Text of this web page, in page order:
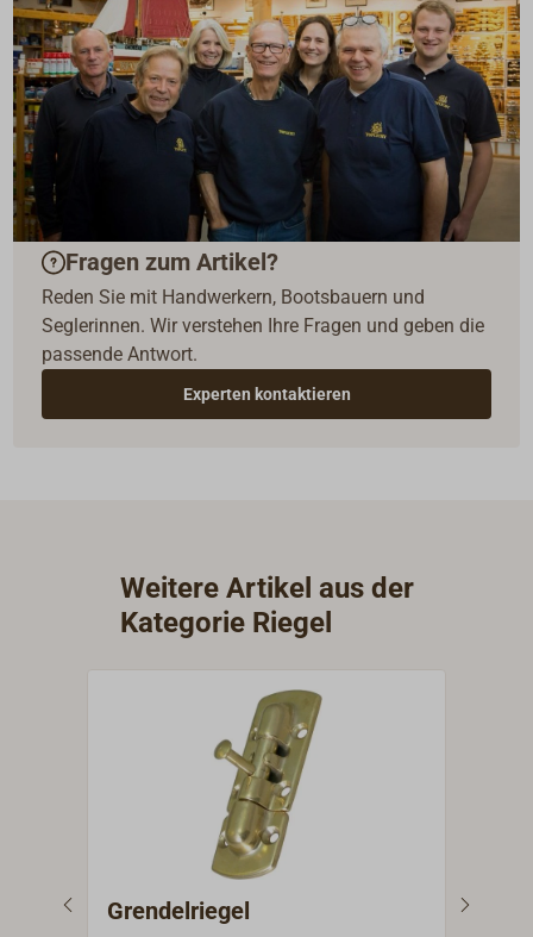
Fragen zum Artikel?
Reden Sie mit Handwerkern, Bootsbauern und
Seglerinnen. Wir verstehen Ihre Fragen und geben die
passende Antwort.
Experten kontaktieren
Weitere Artikel aus der
Kategorie Riegel
Grendelriegel